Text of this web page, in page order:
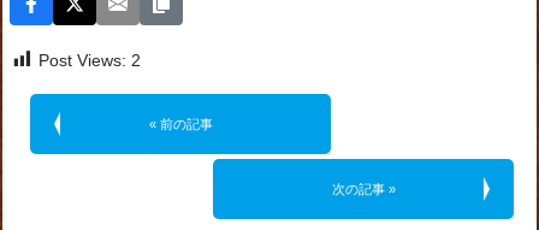
Post Views: 2
« 前の記事
次の記事 »